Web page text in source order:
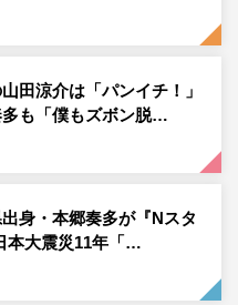
東日本大震災の際、東京電
広野町、楢葉町、富岡
江町、葛尾村、飯舘村を
地元の人たち、近年増加す
じるのは、本郷奏多。こ
（2011年）、「進撃の巨
師」シリーズ（2017年・
田涼介は「パンイチ！」
も「僕もズボン脱…
身・本郷奏多が『Nスタ
本大震災11年「…